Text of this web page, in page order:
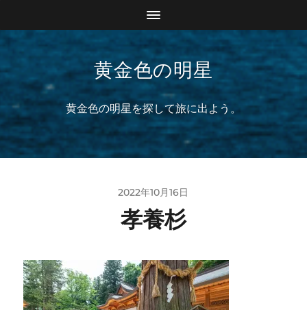
黄金色の明星
黄金色の明星を探して旅に出よう。
2022年10月16日
孝養杉